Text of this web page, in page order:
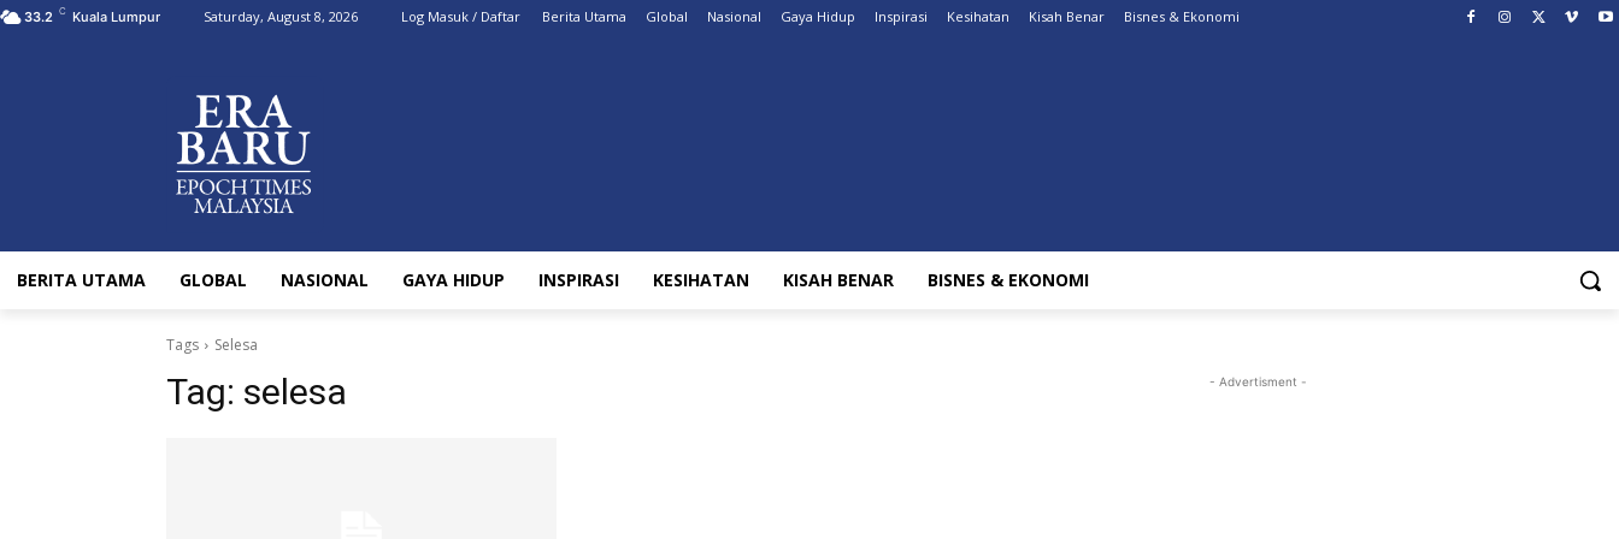
33.2 C Kuala Lumpur Saturday, August 8, 2026 Log Masuk / Daftar Berita Utama Global Nasional Gaya Hidup Inspirasi Kesihatan Kisah Benar Bisnes & Ekonomi
BERITA UTAMA GLOBAL NASIONAL GAYA HIDUP INSPIRASI KESIHATAN KISAH BENAR BISNES & EKONOMI
Tags Selesa
Tag: selesa - Advertisment -